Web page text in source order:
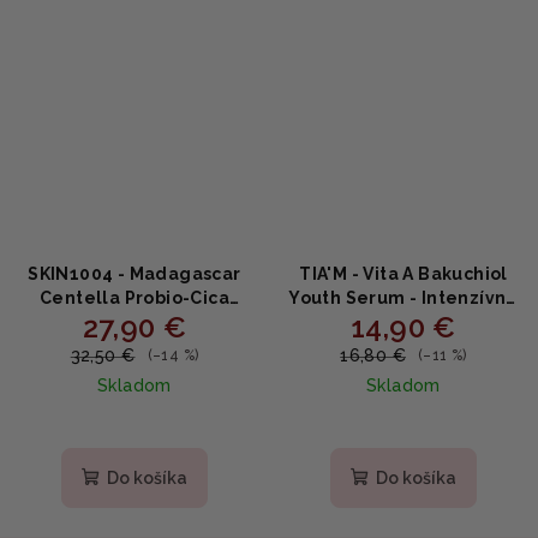
SKIN1004 - Madagascar
Centella Probio-Cica
Intensive Ampoule
JUMBO - Intenzívne
upokojujúce sérum s
27,90 €
32,50 € (–14 %)
Skladom
Do košíka
TIA'M - Vita A Bakuchiol
Youth Serum - Intenzívne
hydratačné sérum proti
vráskam 40ml
14,90 €
16,80 € (–11 %)
Skladom
produktu
Do košíka